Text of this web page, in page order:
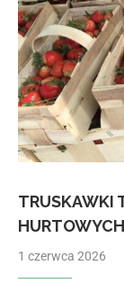
TRUSKAWKI
1 czerwca 2026